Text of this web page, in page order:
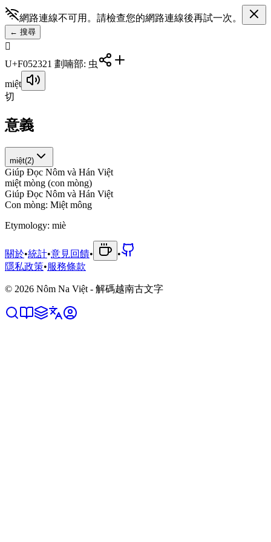
網路連線不可用。請檢查您的網路連線後再試一次。
← 搜尋
󰔣
U+F052321 劃 喃部: 虫
miệt
切
意義
miệt(2)
Giúp Đọc Nôm và Hán Việt
miệt mòng (con mòng)
Giúp Đọc Nôm và Hán Việt
Con mòng: Miệt mông
Etymology: miè
關於•統計•意見回饋•
•
隱私政策•服務條款
© 2026 Nôm Na Việt - 解碼越南古文字